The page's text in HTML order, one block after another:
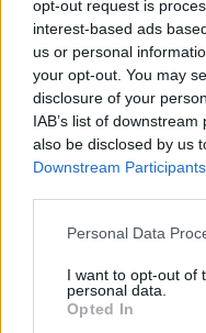
opt-out request is
interest-based ads
us or personal
your opt-out. You may
disclosure of your
IAB’s list of
also be disclosed by us
Downstream Participants
Please note that this
not limited to your visit
grant or deny consent
use your data for below
Personal Data
I want to opt-out of
personal data.
Opted In
Δημοσιογράφος,